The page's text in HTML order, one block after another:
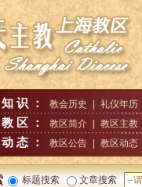
识： 教会历史 礼仪年历
区： 教区简介 教区主教
态： 教区公告 教区动态
标题搜索 文章搜索